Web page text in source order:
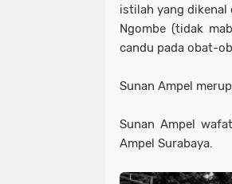
istilah yang dikenal
Ngombe (tidak
candu pada obat-
Sunan Ampel
Sunan Ampel
Ampel Surabaya.